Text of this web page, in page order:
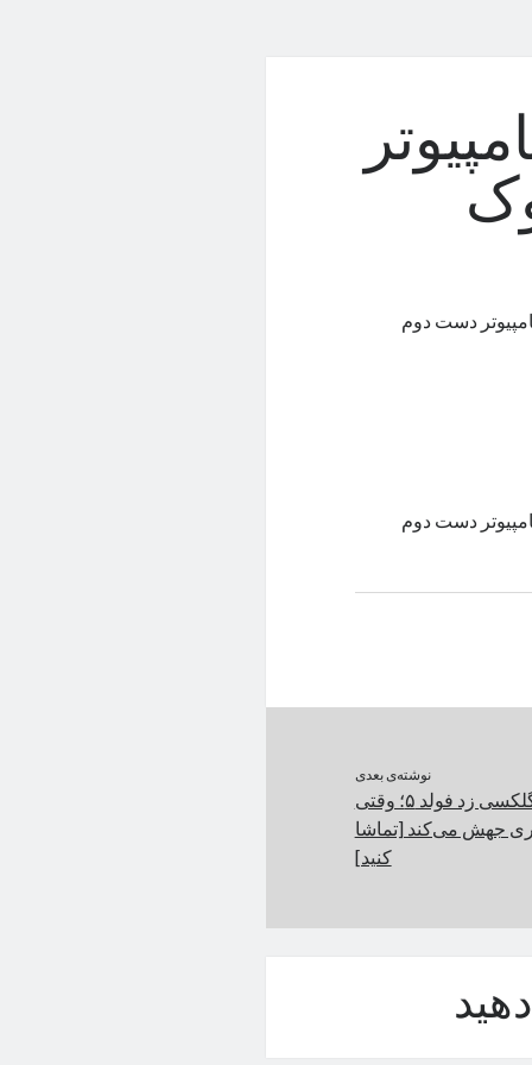
دست دوم
دست دوم
نوشته‌ی بعدی
نگاه نزدیک به گلکسی زد فولد ۵؛ وقتی
جهش می‌کند [تماشا
کنید]